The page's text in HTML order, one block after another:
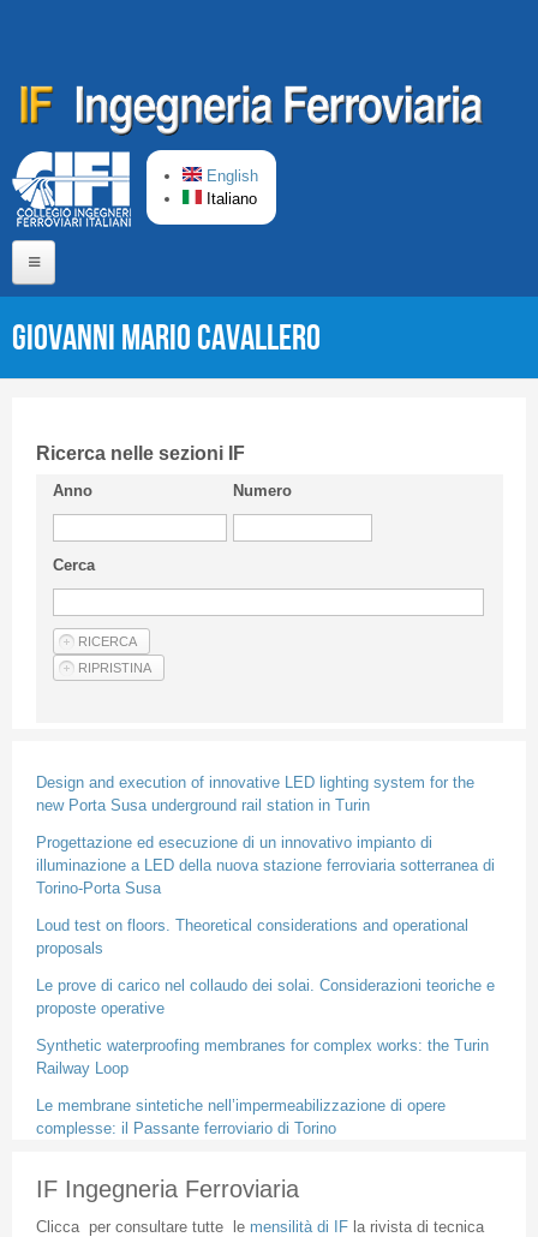
English
Italiano
CIFI in breve
Linee Guida
Privacy Policy
Articoli
Giovanni Mario CAVALLERO
Ricerca nelle sezioni IF
Anno Numero
Cerca
Design and execution of innovative LED lighting system for the
new Porta Susa underground rail station in Turin
Progettazione ed esecuzione di un innovativo impianto di
illuminazione a LED della nuova stazione ferroviaria sotterranea di
Torino-Porta Susa
Loud test on floors. Theoretical considerations and operational
proposals
Le prove di carico nel collaudo dei solai. Considerazioni teoriche e
proposte operative
Synthetic waterproofing membranes for complex works: the Turin
Railway Loop
Le membrane sintetiche nell’impermeabilizzazione di opere
complesse: il Passante ferroviario di Torino
IF Ingegneria Ferroviaria
Cliccaper consultare tuttele mensilità di IFla rivista di tecnica